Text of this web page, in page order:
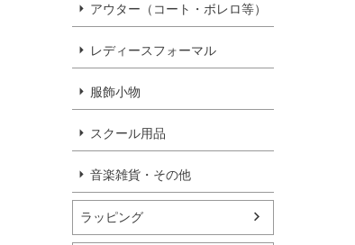
アウター（コート・ボレロ等）
レディースフォーマル
服飾小物
スクール用品
音楽雑貨・その他
ラッピング